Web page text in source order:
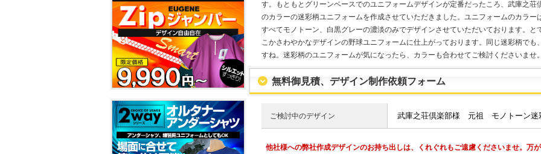
す。もともとグリーンベースでのユニフォームデザインが定番だったころ、武庫之
のカラーの迷彩柄ユニフォームを作成させていただきました。ユニフォームのカラー
すべてモノトーン、白黒グレーの濃淡のみでデザインさせていただいております。
こかさわやかなデザインの野球ユニフォームに仕上がっております。同じ迷彩柄で
すね。迷彩柄のユニフォームが気になったら、カラーも合わせてご検討くださいませ
無料御見積、デザイン制作依頼フォーム
ご検討中のデザイン
他社様への弊社作成デザインのお持ち出しは、くれぐれもご遠慮くださいませ。万